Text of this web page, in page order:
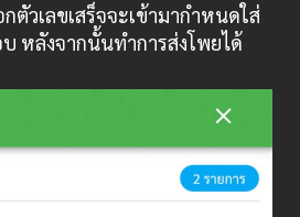
กตัวเลขเสร็จจะเข้ามากำหนดใส่
หลังจากนั้นทำการส่งโพยได้